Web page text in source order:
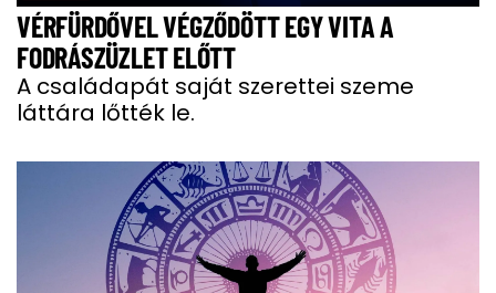
VÉRFÜRDŐVEL VÉGZŐDÖTT EGY VITA A
FODRÁSZÜZLET ELŐTT
A családapát saját szerettei szeme
láttára lőtték le.